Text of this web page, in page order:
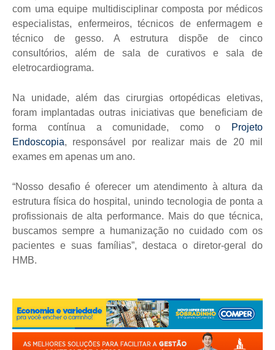
com uma equipe multidisciplinar composta por médicos
especialistas, enfermeiros, técnicos de enfermagem e
técnico de gesso. A estrutura dispõe de cinco
consultórios, além de sala de curativos e sala de
eletrocardiograma.
Na unidade, além das cirurgias ortopédicas eletivas,
foram implantadas outras iniciativas que beneficiam de
forma contínua a comunidade, como o
Projeto
Endoscopia, responsável por realizar mais de 20 mil
exames em apenas um ano.
“Nosso desafio é oferecer um atendimento à altura da
estrutura física do hospital, unindo tecnologia de ponta a
profissionais de alta performance. Mais do que técnica,
buscamos sempre a humanização no cuidado com os
pacientes e suas famílias”, destaca o diretor-geral do
HMB.